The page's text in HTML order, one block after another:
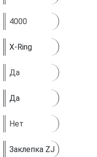
4000
X-Ring
Да
Да
Нет
Заклепка ZJ